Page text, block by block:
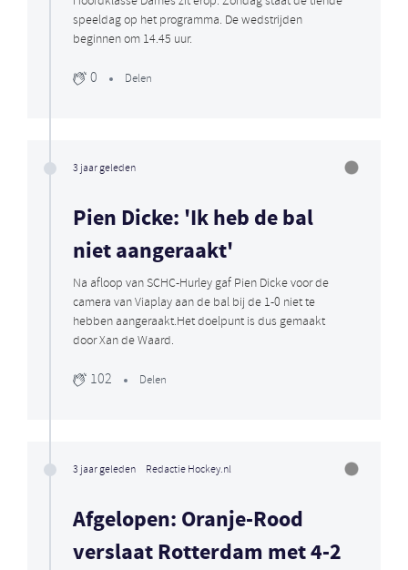
speeldag op het programma. De wedstrijden
beginnen om 14.45 uur.
0 Delen
3 jaar geleden
Pien Dicke: 'Ik heb de bal
niet aangeraakt'
Na afloop van SCHC-Hurley gaf Pien Dicke voor de
camera van Viaplay aan de bal bij de 1-0 niet te
hebben aangeraakt.Het doelpunt is dus gemaakt
door Xan de Waard.
102 Delen
3 jaar geleden Redactie Hockey.nl
Afgelopen: Oranje-Rood
verslaat Rotterdam met 4-2